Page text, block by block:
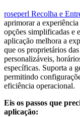
roseperl Recolha e
aprimorar a
opções simplificadas e
aplicação melhora a
que os proprietários
personalizáveis,
específicas. Suporta a
permitindo
eficiência operacional.
Eis os passos que
aplicação: